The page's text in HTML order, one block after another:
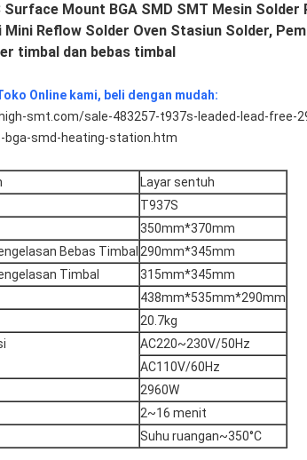
Surface Mount BGA SMD SMT Mesin Solder
Mini Reflow Solder Oven Stasiun Solder,
timbal dan bebas timbal
Online kami, beli dengan mudah:
smt.com/sale-483257-t937s-leaded-lead-free-
bga-smd-heating-station.htm
Layar sentuh
T937S
350mm*370mm
Bebas Timbal 290mm*345mm
Timbal
315mm*345mm
438mm*535mm*290mm
20.7kg
AC220~230V/50Hz
AC110V/60Hz
2960W
2~16 menit
Suhu ruangan~350°C